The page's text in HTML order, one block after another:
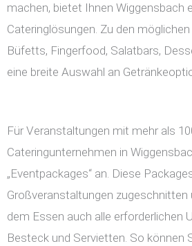
machen, bietet Ihnen Wiggensbach
Cateringlösungen. Zu den
Büfetts, Fingerfood, Salatbars,
eine breite Auswahl an
Für Veranstaltungen mit mehr als
Cateringunternehmen in
„Eventpackages“ an. Diese
Großveranstaltungen zugeschnitten
dem Essen auch alle erforderlichen
Besteck und Servietten. So können